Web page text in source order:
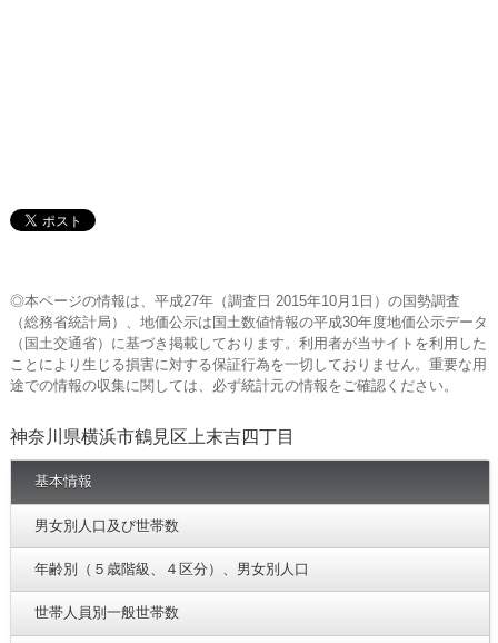
◎本ページの情報は、平成27年（調査日 2015年10月1日）の国勢調査
（総務省統計局）、地価公示は国土数値情報の平成30年度地価公示データ
（国土交通省）に基づき掲載しております。利用者が当サイトを利用した
ことにより生じる損害に対する保証行為を一切しておりません。重要な用
途での情報の収集に関しては、必ず統計元の情報をご確認ください。
神奈川県横浜市鶴見区上末吉四丁目
基本情報
男女別人口及び世帯数
年齢別（５歳階級、４区分）、男女別人口
世帯人員別一般世帯数